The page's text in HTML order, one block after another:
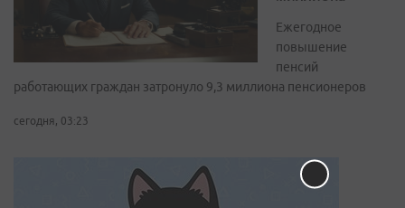
Ежегодное
повышение
пенсий
работающих граждан затронуло 9,3 миллиона пенсионеров
сегодня, 03:23